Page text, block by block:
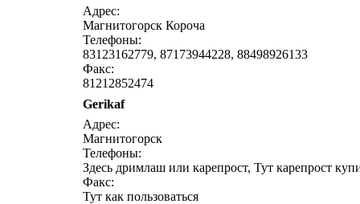
Адрес:
Магнитогорск Короча
Телефоны:
83123162779, 87173944228, 88498926133
Факс:
81212852474
Gerikaf
Адрес:
Магнитогорск
Телефоны:
Здесь дримлаш или карепрост, Тут карепрост
Факс:
Тут как пользоваться